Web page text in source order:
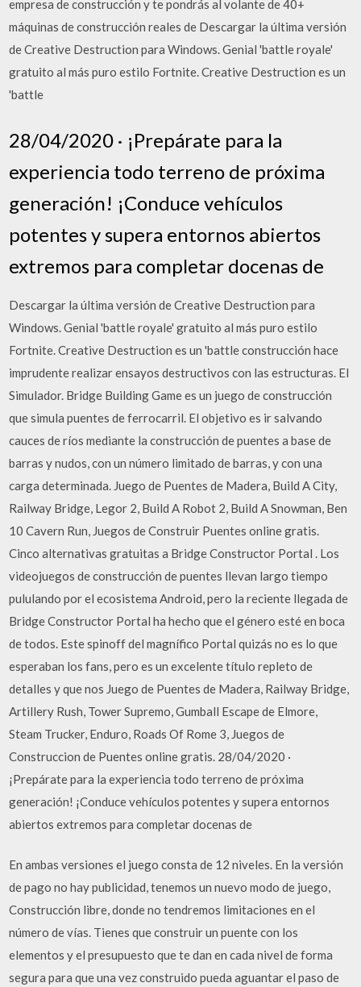
empresa de construcción y te pondrás al volante de 40+
máquinas de construcción reales de Descargar la última versión
de Creative Destruction para Windows. Genial 'battle royale'
gratuito al más puro estilo Fortnite. Creative Destruction es un
'battle
28/04/2020 · ¡Prepárate para la
experiencia todo terreno de próxima
generación! ¡Conduce vehículos
potentes y supera entornos abiertos
extremos para completar docenas de
Descargar la última versión de Creative Destruction para
Windows. Genial 'battle royale' gratuito al más puro estilo
Fortnite. Creative Destruction es un 'battle construcción hace
imprudente realizar ensayos destructivos con las estructuras. El
Simulador. Bridge Building Game es un juego de construcción
que simula puentes de ferrocarril. El objetivo es ir salvando
cauces de ríos mediante la construcción de puentes a base de
barras y nudos, con un número limitado de barras, y con una
carga determinada. Juego de Puentes de Madera, Build A City,
Railway Bridge, Legor 2, Build A Robot 2, Build A Snowman, Ben
10 Cavern Run, Juegos de Construir Puentes online gratis.
Cinco alternativas gratuitas a Bridge Constructor Portal . Los
videojuegos de construcción de puentes llevan largo tiempo
pululando por el ecosistema Android, pero la reciente llegada de
Bridge Constructor Portal ha hecho que el género esté en boca
de todos. Este spinoff del magnífico Portal quizás no es lo que
esperaban los fans, pero es un excelente título repleto de
detalles y que nos Juego de Puentes de Madera, Railway Bridge,
Artillery Rush, Tower Supremo, Gumball Escape de Elmore,
Steam Trucker, Enduro, Roads Of Rome 3, Juegos de
Construccion de Puentes online gratis. 28/04/2020 ·
¡Prepárate para la experiencia todo terreno de próxima
generación! ¡Conduce vehículos potentes y supera entornos
abiertos extremos para completar docenas de
En ambas versiones el juego consta de 12 niveles. En la versión
de pago no hay publicidad, tenemos un nuevo modo de juego,
Construcción libre, donde no tendremos limitaciones en el
número de vías. Tienes que construir un puente con los
elementos y el presupuesto que te dan en cada nivel de forma
segura para que una vez construido pueda aguantar el paso de